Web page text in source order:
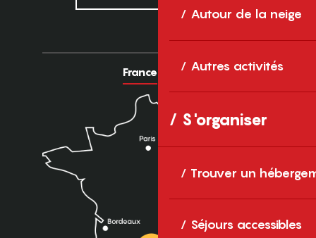
Autour de la neige
Autres activités
S'organiser
Trouver un
Séjours accessibles
France Europe